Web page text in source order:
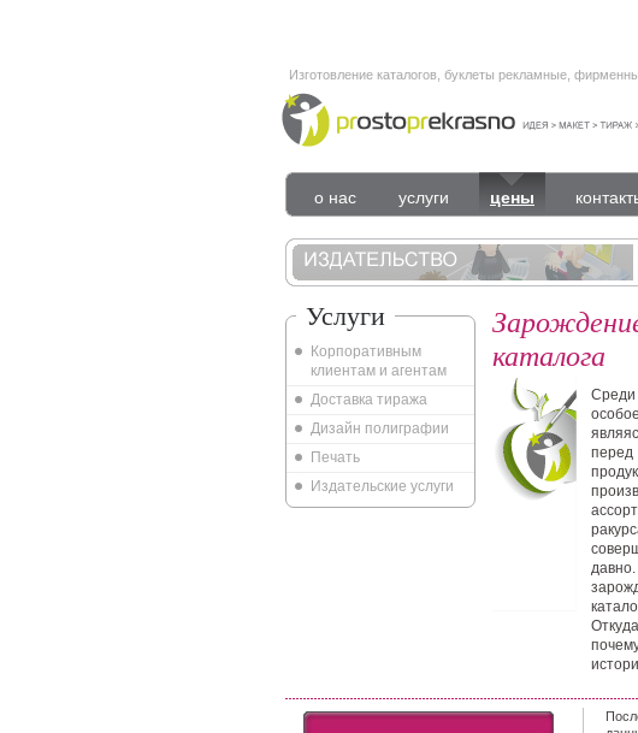
Изготовление каталогов, буклеты рекламные,
о нас услуги цены
Услуги
Корпоративным
клиентам и агентам
Доставка тиража
Дизайн полиграфии
Печать
Издательские услуги
каталога
Среди